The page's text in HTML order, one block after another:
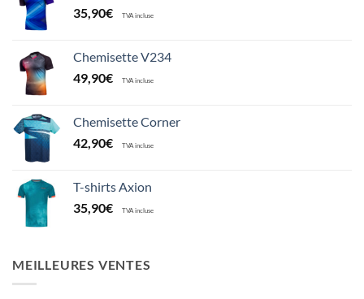
35,90€ TVA incluse
Chemisette V234
49,90€ TVA incluse
Chemisette Corner
42,90€ TVA incluse
T-shirts Axion
35,90€ TVA incluse
MEILLEURES VENTES